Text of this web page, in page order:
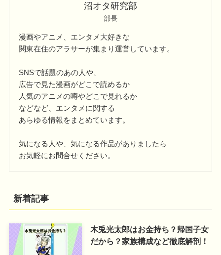
沼オタ研究部
部長
漫画やアニメ、エンタメ大好きな
関東在住のアラサーが集まり運営しています。
SNSで話題のあの人や、
広告で見た漫画がどこで読めるか
人気のアニメの噂やどこで見れるか
などなど、エンタメに関する
あらゆる情報をまとめています。
気になる人や、気になる作品がありましたら
お気軽にお問合せください。
新着記事
木兎光太郎はお金持ち？帰国子女
だから？家族構成など徹底解剖！